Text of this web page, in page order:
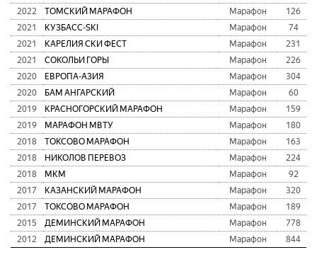
2022
ТОМСКИЙ МАРАФОН Марафон
126
2021
КУЗБАСC-SKI Марафон
74
2021
КАРЕЛИЯ СКИ ФЕСТ Марафон
231
2021
СОКОЛЬИ ГОРЫ Марафон
226
2020
ЕВРОПА-АЗИЯ Марафон
304
2020
БАМ АНГАРСКИЙ Марафон
60
2019
КРАСНОГОРСКИЙ МАРАФОН Марафон
159
2019
МАРАФОН МВТУ Марафон
180
2018
ТОКСОВО МАРАФОН Марафон
163
2018
НИКОЛОВ ПЕРЕВОЗ Марафон
224
2018
МКМ Марафон
92
2017
КАЗАНСКИЙ МАРАФОН Марафон
320
2017
ТОКСОВО МАРАФОН Марафон
189
2015
ДЕМИНСКИЙ МАРАФОН Марафон
778
2012
ДЕМИНСКИЙ МАРАФОН Марафон 844